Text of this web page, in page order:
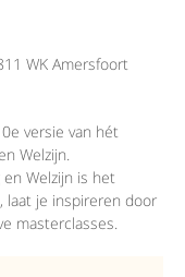
WK Amersfoort
versie van hét
Welzijn.
Welzijn is het
laat je inspireren door
masterclasses.